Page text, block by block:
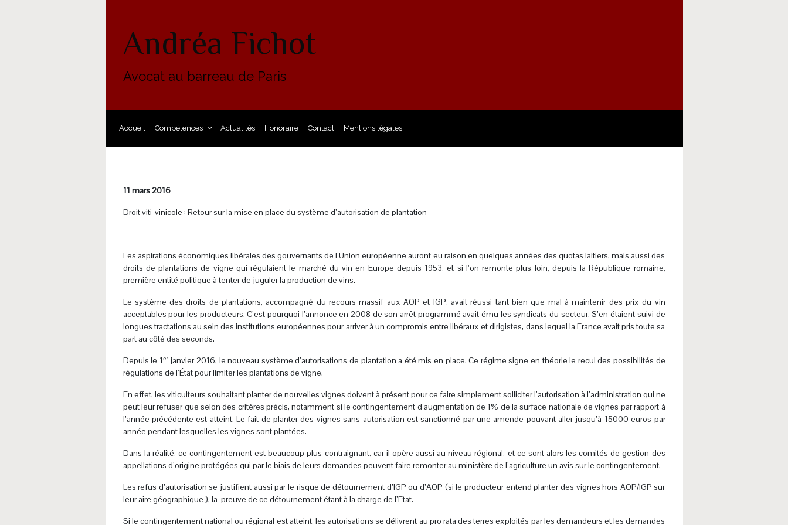
Andréa Fichot
Avocat au barreau de Paris
Accueil Compétences Actualités Honoraire Contact Mentions légales
11 mars 2016
Droit viti-vinicole : Retour sur la mise en place du système d’autorisation de plantation
Les aspirations économiques libérales des gouvernants de l’Union européenne auront eu raison en quelques années des quotas laitiers, mais aussi des
droits de plantations de vigne qui régulaient le marché du vin en Europe depuis 1953, et si l’on remonte plus loin, depuis la République romaine,
première entité politique à tenter de juguler la production de vins.
Le système des droits de plantations, accompagné du recours massif aux AOP et IGP, avait réussi tant bien que mal à maintenir des prix du vin
acceptables pour les producteurs. C’est pourquoi l’annonce en 2008 de son arrêt programmé avait ému les syndicats du secteur. S’en étaient suivi de
longues tractations au sein des institutions européennes pour arriver à un compromis entre libéraux et dirigistes, dans lequel la France avait pris toute sa
part au côté des seconds.
Depuis le 1erjanvier 2016, le nouveau système d’autorisations de plantation a été mis en place. Ce régime signe en théorie le recul des possibilités de
régulations de l’État pour limiter les plantations de vigne.
En effet, les viticulteurs souhaitant planter de nouvelles vignes doivent à présent pour ce faire simplement solliciter l’autorisation à l’administration qui ne
peut leur refuser que selon des critères précis, notamment si le contingentement d’augmentation de 1% de la surface nationale de vignes par rapport à
l’année précédente est atteint. Le fait de planter des vignes sans autorisation est sanctionné par une amende pouvant aller jusqu’à 15000 euros par
année pendant lesquelles les vignes sont plantées.
Dans la réalité, ce contingentement est beaucoup plus contraignant, car il opère aussi au niveau régional, et ce sont alors les comités de gestion des
appellations d’origine protégées qui par le biais de leurs demandes peuvent faire remonter au ministère de l’agriculture un avis sur le contingentement.
Les refus d’autorisation se justifient aussi par le risque de détournement d’IGP ou d’AOP (si le producteur entend planter des vignes hors AOP/IGP sur
leur aire géographique ), la preuve de ce détournement étant à la charge de l’Etat.
Si le contingentement national ou régional est atteint, les autorisations se délivrent au pro rata des terres exploités par les demandeurs et les demandes